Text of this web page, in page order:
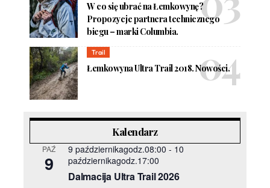
W co się ubrać na Łemkowynę?
Propozycje partnera technicznego
biegu – marki Columbia.
Trail
Łemkowyna Ultra Trail 2018. Nowości.
Kalendarz
PAŹ
9
9 październikagodz.08:00 - 10
październikagodz.17:00
Dalmacija Ultra Trail 2026